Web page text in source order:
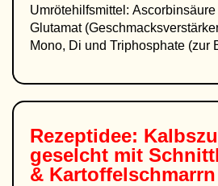
Umrötehilfsmittel:
Glutamat
Mono, Di und Triphosphate (zur
Rezeptidee:
geselcht mit
& Kartoffelschmarrn